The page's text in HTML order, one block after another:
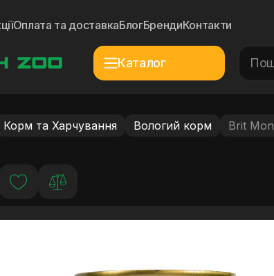
Оплата та доставкаБлогБрендиКонтакти
Каталог
Корм та Харчування Вологий корм Brit